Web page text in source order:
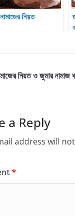
নিয়ত
নিয়ত ও জুমার নামাজ
a Reply
address will
*